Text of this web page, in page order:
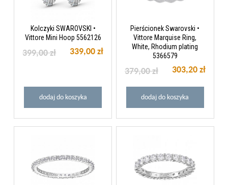
Kolczyki SWAROVSKI •
Vittore Mini Hoop 5562126
339,00 zł
399,00 zł
dodaj do koszyka
Pierścionek Swarovski •
Vittore Marquise Ring,
White, Rhodium plating
5366579
303,20 zł
379,00 zł
dodaj do koszyka